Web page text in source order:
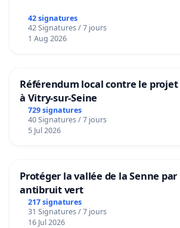
42 signatures
42 Signatures / 7 jours
1 Aug 2026
Référendum local contre le
à Vitry-sur-Seine
729 signatures
40 Signatures / 7 jours
5 Jul 2026
Protéger la vallée de la Senne
antibruit vert
217 signatures
31 Signatures / 7 jours
16 Jul 2026